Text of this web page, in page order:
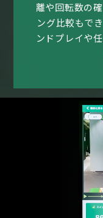
離や回転数の
ング比較もで
ンドプレイや